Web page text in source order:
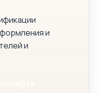
и
и